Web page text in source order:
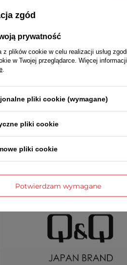
zgód
prywatność
z plików cookie w celu realizacji usług
w Twojej przeglądarce. Więcej
pliki cookie (wymagane)
pliki cookie
pliki cookie
Potwierdzam wymagane